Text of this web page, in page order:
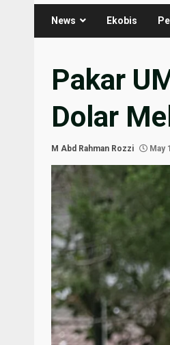
News Ekobis
Pakar
Dolar
M Abd Rahman Rozzi May